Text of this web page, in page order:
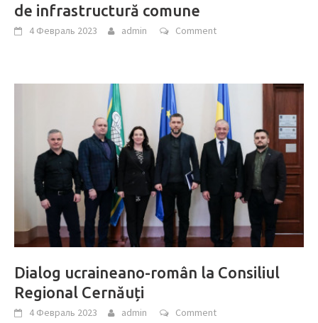
de infrastructură comune
4 Февраль 2023 admin Comment
Dialog ucraineano-român la Consiliul
Regional Cernăuți
4 Февраль 2023 admin Comment